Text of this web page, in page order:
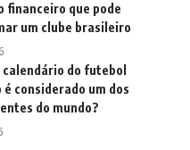
financeiro que pode
um clube brasileiro
calendário do futebol
considerado um dos
do mundo?